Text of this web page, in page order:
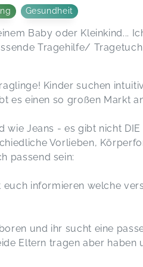
Gesundheit
Baby oder Kleinkind...
Tragehilfe/
Kinder suchen
es einen so großen Markt
Jeans - es gibt nicht DIE
Vorlieben,
passend sein:
informieren welche
und ihr sucht eine
Eltern tragen aber haben